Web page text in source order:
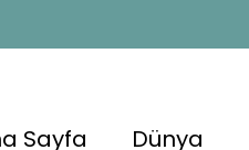
Sayfa Dünya